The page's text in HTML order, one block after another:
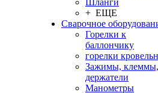
Шланги
+ ЕЩЕ
Сварочное
Горелки к
баллончику
горелки
Зажимы, клеммы,
держатели
Манометры